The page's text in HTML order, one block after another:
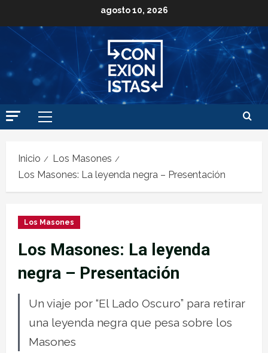
agosto 10, 2026
Inicio
Los Masones
Los Masones: La leyenda negra – Presentación
Los Masones
Los Masones: La leyenda
negra – Presentación
Un viaje por “El Lado Oscuro” para retirar
una leyenda negra que pesa sobre los
Masones